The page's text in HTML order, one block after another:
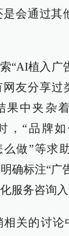
是会通过其
“AI植入广
网友分享
果中夹杂
，“品牌
么做”等求
确标注“广
服务咨询入
关的讨论